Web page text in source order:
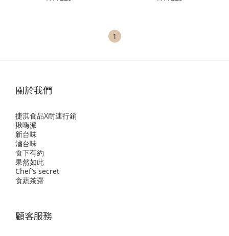
1
關於我們
捷淇食品X耐速行銷
揪嗨派
新台味
滷台味
食下有約
果然如此
Chef’s secret
食蔬茶齋
顧客服務